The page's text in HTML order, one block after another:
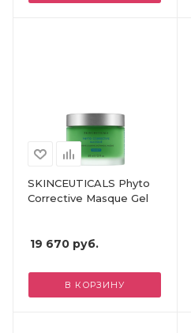
SKINCEUTICALS Phyto
Corrective Masque Gel
19 670 руб.
В КОРЗИНУ